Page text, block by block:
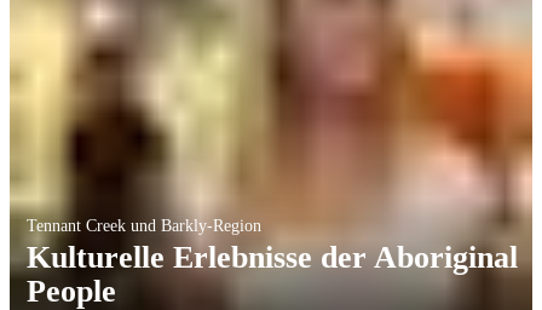
Tennant Creek und Barkly-Region
Kulturelle Erlebnisse der Aboriginal
People